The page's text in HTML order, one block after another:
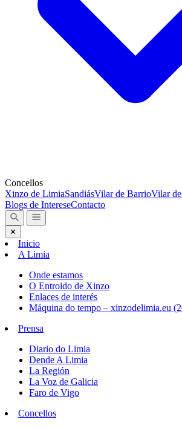
Concellos
Xinzo de LimiaSandiásVilar de BarrioVilar
Blogs de IntereseContacto
✕
Inicio
A Limia
Onde estamos
O Entroido de Xinzo
Enlaces de interés
Máquina do tempo – xinzodelimia.eu
Prensa
Diario do Limia
Dende A Limia
La Región
La Voz de Galicia
Faro de Vigo
Concellos